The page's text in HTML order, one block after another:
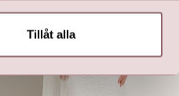
Tillåt alla